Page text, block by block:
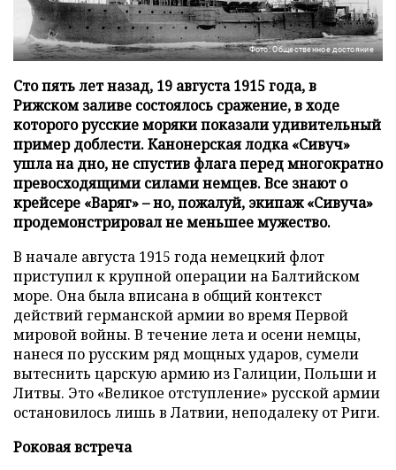
Фото: Общественное достояние
Сто пять лет назад, 19 августа 1915 года, в
Рижском заливе состоялось сражение, в ходе
которого русские моряки показали удивительный
пример доблести. Канонерская лодка «Сивуч»
ушла на дно, не спустив флага перед многократно
превосходящими силами немцев. Все знают о
крейсере «Варяг» – но, пожалуй, экипаж «Сивуча»
продемонстрировал не меньшее мужество.
В начале августа 1915 года немецкий флот
приступил к крупной операции на Балтийском
море. Она была вписана в общий контекст
действий германской армии во время Первой
мировой войны. В течение лета и осени немцы,
нанеся по русским ряд мощных ударов, сумели
вытеснить царскую армию из Галиции, Польши и
Литвы. Это «Великое отступление» русской армии
остановилось лишь в Латвии, неподалеку от Риги.
Роковая встреча